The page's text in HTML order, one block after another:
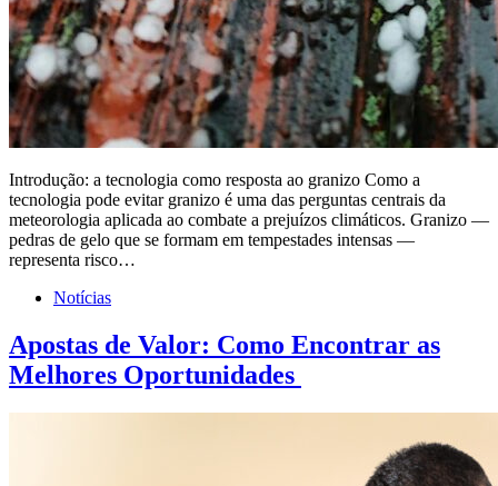
Introdução: a tecnologia como resposta ao granizo Como a
tecnologia pode evitar granizo é uma das perguntas centrais da
meteorologia aplicada ao combate a prejuízos climáticos. Granizo —
pedras de gelo que se formam em tempestades intensas —
representa risco…
Notícias
Apostas de Valor: Como Encontrar as
Melhores Oportunidades